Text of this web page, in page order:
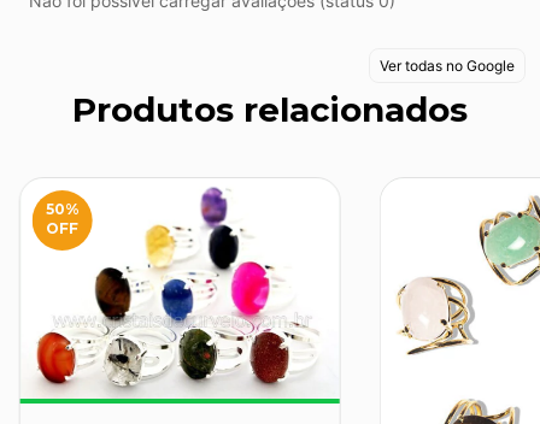
Ver todas no Google
Produtos relacionados
50%
OFF